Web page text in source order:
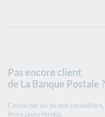
Pas encore client
de La Banque Postale ?
Contacter un de nos
(hors jours fériés).